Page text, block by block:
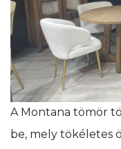
A Montana tömör
be, mely tökéletes